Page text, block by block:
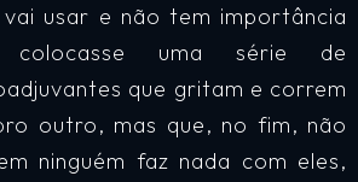
vai usar e não tem importância
colocasse uma série de
que gritam e correm
outro, mas que, no fim, não
ninguém faz nada com eles,